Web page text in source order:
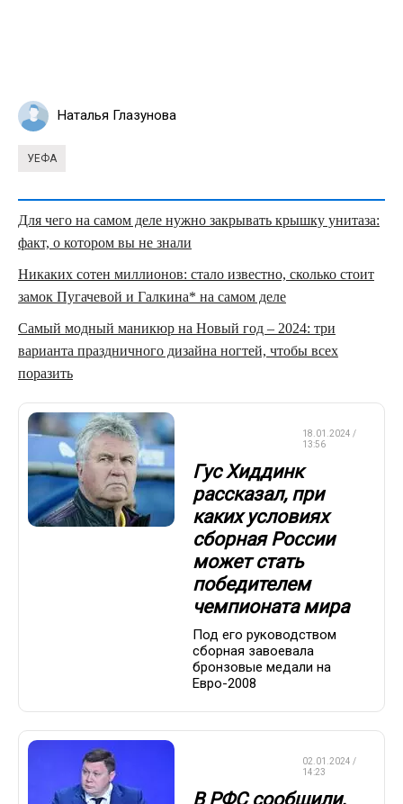
Наталья Глазунова
УЕФА
Для чего на самом деле нужно закрывать крышку унитаза:
факт, о котором вы не знали
Никаких сотен миллионов: стало известно, сколько стоит
замок Пугачевой и Галкина* на самом деле
Самый модный маникюр на Новый год – 2024: три
варианта праздничного дизайна ногтей, чтобы всех
поразить
18.01.2024 /
13:56
Гус Хиддинк
рассказал, при
каких условиях
сборная России
может стать
победителем
чемпионата мира
Под его руководством
сборная завоевала
бронзовые медали на
Евро-2008
02.01.2024 /
14:23
В РФС сообщили,